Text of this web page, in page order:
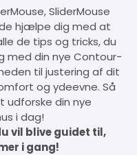
SliderMouse
hjælpe dig med at
de tips og tricks, du
med din nye Contour-
til justering af dit
og ydeevne. Så
udforske din nye
i dag!
vil blive guidet til,
i gang!